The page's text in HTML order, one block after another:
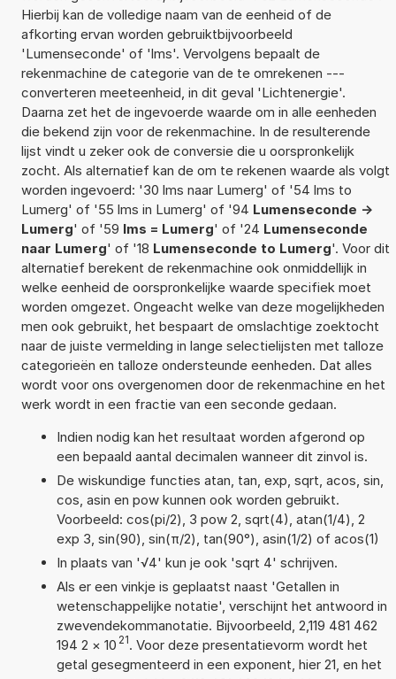
Hierbij kan de volledige naam van de eenheid of de
afkorting ervan worden gebruiktbijvoorbeeld
'Lumenseconde' of 'lms'. Vervolgens bepaalt de
rekenmachine de categorie van de te omrekenen ---
converteren meeteenheid, in dit geval 'Lichtenergie'.
Daarna zet het de ingevoerde waarde om in alle eenheden
die bekend zijn voor de rekenmachine. In de resulterende
lijst vindt u zeker ook de conversie die u oorspronkelijk
zocht. Als alternatief kan de om te rekenen waarde als volgt
worden ingevoerd: '30 lms naar Lumerg' of '54 lms to
Lumerg' of '55 lms in Lumerg' of '94 Lumenseconde ->
Lumerg' of '59 lms = Lumerg' of '24 Lumenseconde
naar Lumerg' of '18 Lumenseconde to Lumerg'. Voor dit
alternatief berekent de rekenmachine ook onmiddellijk in
welke eenheid de oorspronkelijke waarde specifiek moet
worden omgezet. Ongeacht welke van deze mogelijkheden
men ook gebruikt, het bespaart de omslachtige zoektocht
naar de juiste vermelding in lange selectielijsten met talloze
categorieën en talloze ondersteunde eenheden. Dat alles
wordt voor ons overgenomen door de rekenmachine en het
werk wordt in een fractie van een seconde gedaan.
Indien nodig kan het resultaat worden afgerond op
een bepaald aantal decimalen wanneer dit zinvol is.
De wiskundige functies atan, tan, exp, sqrt, acos, sin,
cos, asin en pow kunnen ook worden gebruikt.
Voorbeeld: cos(pi/2), 3 pow 2, sqrt(4), atan(1/4), 2
exp 3, sin(90), sin(π/2), tan(90°), asin(1/2) of acos(1)
In plaats van '√4' kun je ook 'sqrt 4' schrijven.
Als er een vinkje is geplaatst naast 'Getallen in
wetenschappelijke notatie', verschijnt het antwoord in
zwevendekommanotatie. Bijvoorbeeld, 2,119 481 462
194 2 × 10 21. Voor deze presentatievorm wordt het
getal gesegmenteerd in een exponent, hier 21, en het